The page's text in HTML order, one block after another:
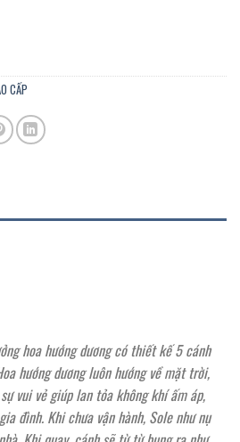
CẤP
hoa hướng dương có thiết kế 5 cánh
hướng dương luôn hướng về mặt trời,
vui vẻ giúp lan tỏa không khí ấm áp,
đình. Khi chưa vận hành, Sole như nụ